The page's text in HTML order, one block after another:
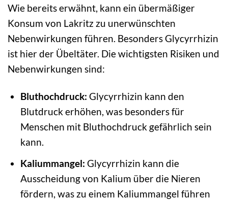
Wie bereits erwähnt, kann ein übermäßiger
Konsum von Lakritz zu unerwünschten
Nebenwirkungen führen. Besonders Glycyrrhizin
ist hier der Übeltäter. Die wichtigsten Risiken und
Nebenwirkungen sind:
Bluthochdruck: Glycyrrhizin kann den
Blutdruck erhöhen, was besonders für
Menschen mit Bluthochdruck gefährlich sein
kann.
Kaliummangel: Glycyrrhizin kann die
Ausscheidung von Kalium über die Nieren
fördern, was zu einem Kaliummangel führen